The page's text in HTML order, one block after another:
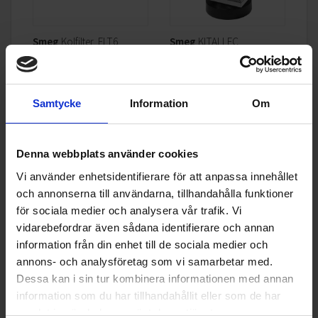
Samtycke Information Om
Denna webbplats använder cookies
Vi använder enhetsidentifierare för att anpassa innehållet
och annonserna till användarna, tillhandahålla funktioner
för sociala medier och analysera vår trafik. Vi
vidarebefordrar även sådana identifierare och annan
information från din enhet till de sociala medier och
annons- och analysföretag som vi samarbetar med.
Dessa kan i sin tur kombinera informationen med annan
information som du har tillhandahållit eller som de har
samlat in när du har använt deras tjänster.
Smeg - FA8005LPO6 - Kombinerad kyl/ frys
fryskombination i antracit från Smegs Colonial-serie, där stil
och funktionalitet möts. Utrustad med Total No Frost-
teknologi och dubbla kylsystem, garanterar denna enhet
optimal förvaring och längre hållbarhet för dina livsmedel.
Smegs filosofi bygger på att skapa produkter som
kommunicerar med sin omgivning och reflekterar
användarens stil, vilket gör varje hem unikt. Kylskåpet intar
en central plats i köket, vilket gör det till en perfekt
samlingspunkt för familj och vänner. Med en stark känsla
SmegKolfilter, FLT6
995:-
KÖP
SmegKITALLFC
2 895:-
Specifikationer